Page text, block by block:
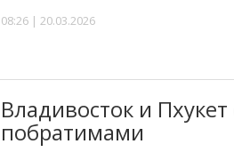
08:26 | 20.03.2026
Владивосток и
побратимами